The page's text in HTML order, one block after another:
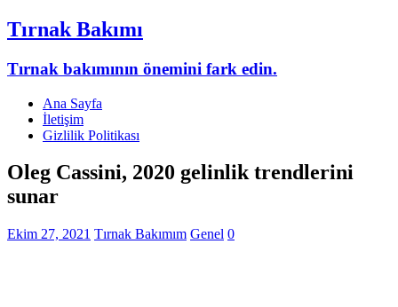
Tırnak Bakımı
Tırnak bakımının önemini fark edin.
Ana Sayfa
İletişim
Gizlilik Politikası
Oleg Cassini, 2020 gelinlik trendlerini
sunar
Ekim 27, 2021 Tırnak Bakımım Genel 0